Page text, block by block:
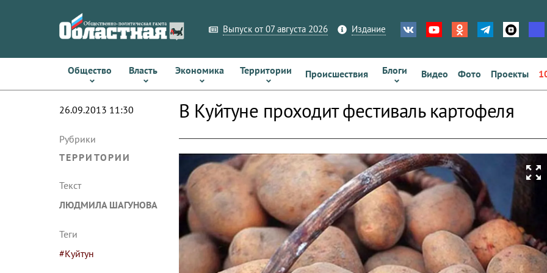
Выпуск от 07 августа 2026 Издание
Общество Власть Экономика Территории Происшествия Блоги Видео Фото Проекты
26.09.2013 11:30
Рубрики
ТЕРРИТОРИИ
Текст
ЛЮДМИЛА ШАГУНОВА
Теги
#Куйтун
В Куйтуне проходит фестиваль картофеля
zoom_out_map